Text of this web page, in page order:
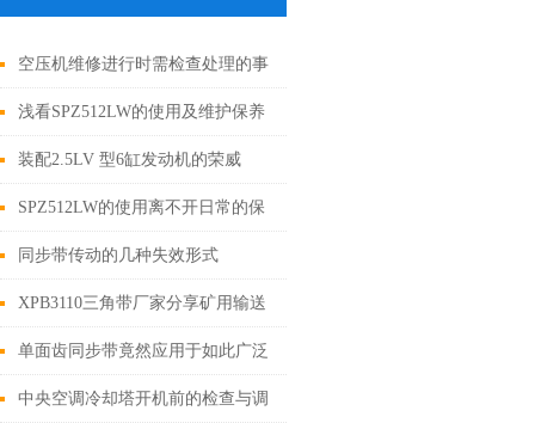
空压机维修进行时需检查处理的事
项
浅看SPZ512LW的使用及维护保养
装配2.5LV 型6缸发动机的荣威
750，更换正时皮带时的注意事项
SPZ512LW的使用离不开日常的保
养！
同步带传动的几种失效形式
XPB3110三角带厂家分享矿用输送
带损伤的预防措施
单面齿同步带竟然应用于如此广泛
的领域
中央空调冷却塔开机前的检查与调